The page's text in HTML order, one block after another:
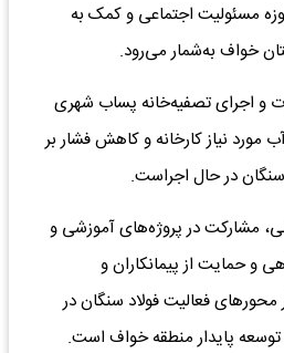
مسئولیت اجتماعی و کمک به
خواف به‌شمار می‌رود.
و اجرای تصفیه‌خانه پساب شهری
مورد نیاز کارخانه و کاهش فشار بر
سنگان در حال اجراست.
مشارکت در پروژه‌های آموزشی و
و حمایت از پیمانکاران و
محورهای فعالیت فولاد سنگان در
پایدار منطقه خواف است.